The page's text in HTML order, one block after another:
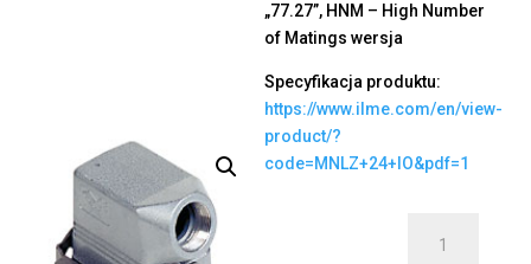
„77.27”, HNM – High Number
of Matings wersja
Specyfikacja produktu:
https://www.ilme.com/en/view-
product/?
code=MNLZ+24+IO&pdf=1
MNLZ